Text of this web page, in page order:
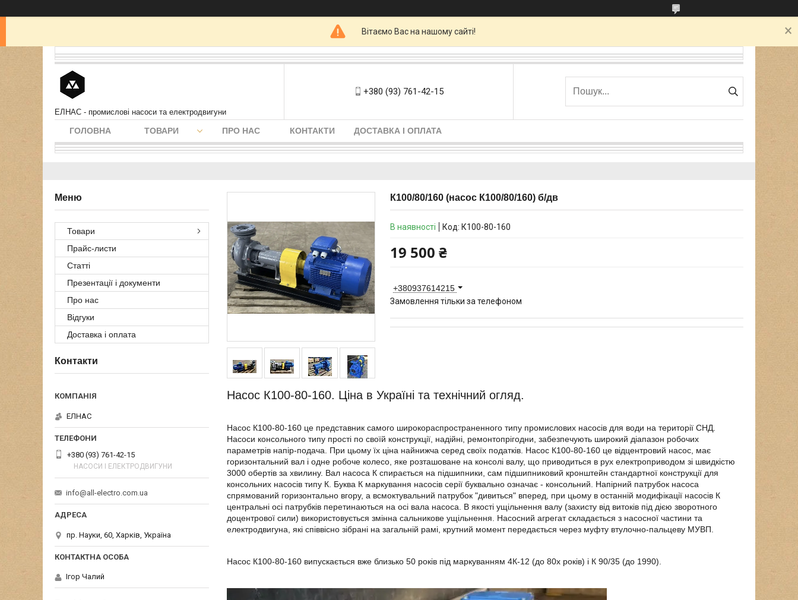
Вітаємо Вас на нашому сайті!
ЕЛНАС - промислові насоси та електродвигуни
+380 (93) 761-42-15
ГОЛОВНА ТОВАРИ ПРО НАС КОНТАКТИ ДОСТАВКА І ОПЛАТА
К100/80/160 (насос К100/80/160) б/дв
В наявності Код: К100-80-160
19 500 ₴
+380937614215
Замовлення тільки за телефоном
Насос К100-80-160. Ціна в Україні та технічний огляд.
Насос К100-80-160 це представник самого широкораспространенного типу промислових насосів для води на території СНД.
Насоси консольного типу прості по своїй конструкції, надійні, ремонтопрігодни, забезпечують широкий діапазон робочих
параметрів напір-подача. При цьому їх ціна найнижча серед своїх податків. Насос К100-80-160 це відцентровий насос, має
горизонтальний вал і одне робоче колесо, яке розташоване на консолі валу, що приводиться в рух електроприводом зі швидкістю
3000 обертів за хвилину. Вал насоса К спирається на підшипники, сам підшипниковий кронштейн стандартної конструкції для
консольних насосів типу К. Буква К маркування насосів серії буквально означає - консольний. Напірний патрубок насоса
спрямований горизонтально вгору, а всмоктувальний патрубок "дивиться" вперед, при цьому в останній модифікації насосів К
центральні осі патрубків перетинаються на осі вала насоса. В якості ущільнення валу (захисту від витоків під дією зворотного
доцентрової сили) використовується змінна сальникове ущільнення. Насосний агрегат складається з насосної частини та
електродвигуна, які співвісно зібрані на загальній рамі, крутний момент передається через муфту втулочно-пальцеву МУВП.
Насос К100-80-160 випускається вже близько 50 років під маркуванням 4К-12 (до 80х років) і К 90/35 (до 1990).
Товари
Прайс-листи
Статті
Презентації і документи
Про нас
Відгуки
Доставка і оплата
Контакти
ЕЛНАС
+380 (93) 761-42-15
НАСОСИ І ЕЛЕКТРОДВИГУНИ
info@all-electro.com.ua
пр. Науки, 60, Харків, Україна
Ігор Чалий